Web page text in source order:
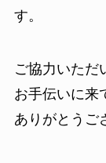
す。
ご協力いただ
お手伝いに来
ありがとうご